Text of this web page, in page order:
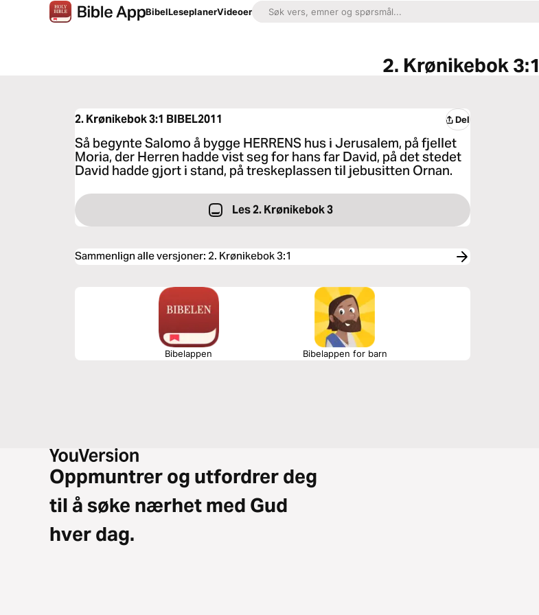
BibelLeseplanerVideoer
2. Krønikebok 3:1
2. Krønikebok 3:1 BIBEL2011 Del
Så begynte Salomo å bygge HERRENS hus i Jerusalem, på fjellet
Moria, der Herren hadde vist seg for hans far David, på det stedet
David hadde gjort i stand, på treskeplassen til jebusitten Ornan.
Les 2. Krønikebok 3
Sammenlign alle versjoner: 2. Krønikebok 3:1
Bibelappen Bibelappen for barn
Oppmuntrer og utfordrer deg
til å søke nærhet med Gud
hver dag.